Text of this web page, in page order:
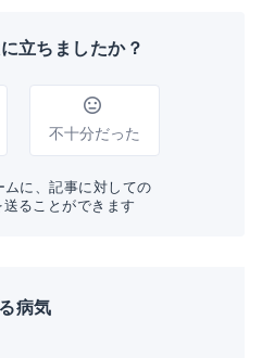
立ちましたか？
不十分だった
ムに、記事に対しての
ることができます
病気